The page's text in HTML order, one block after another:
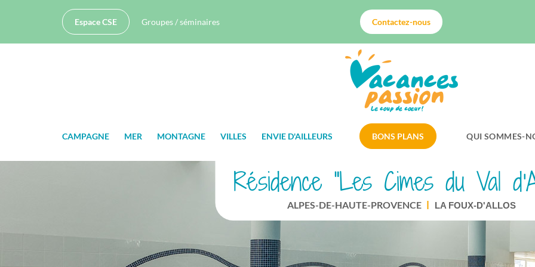
Espace CSE Groupes / séminaires Contactez-nous
CAMPAGNE MER MONTAGNE VILLES ENVIE D'AILLEURS BONS PLANS QUI SOMMES-
Résidence "Les Cimes du Val
ALPES-DE-HAUTE-PROVENCE LA FOUX-D'ALLOS